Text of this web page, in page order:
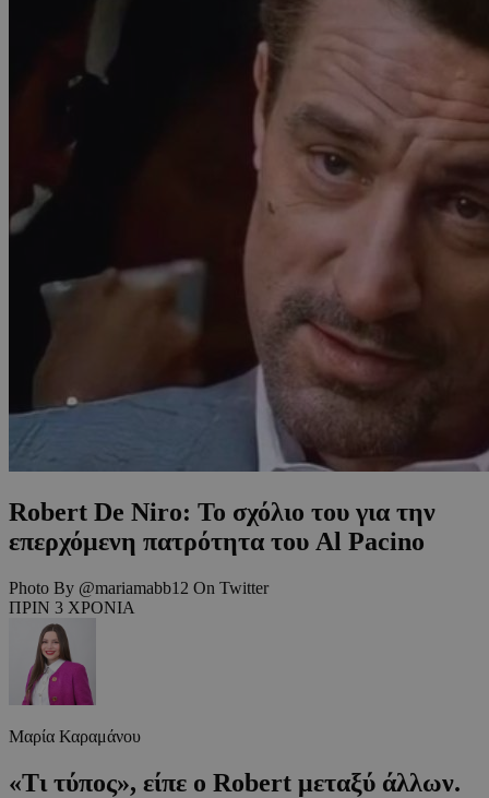
Robert De Niro: Το σχόλιο του για την
επερχόμενη πατρότητα του Al Pacino
Photo By @mariamabb12 On Twitter
ΠΡΙΝ 3 ΧΡΟΝΙΑ
Μαρία Καραμάνου
«Τι τύπος», είπε ο Robert μεταξύ άλλων.